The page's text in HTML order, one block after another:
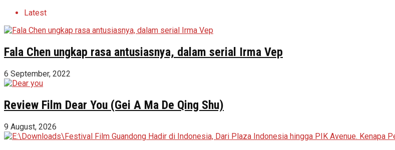
Latest
Fala Chen ungkap rasa antusiasnya, dalam serial Irma Vep
6 September, 2022
Review Film Dear You (Gei A Ma De Qing Shu)
9 August, 2026